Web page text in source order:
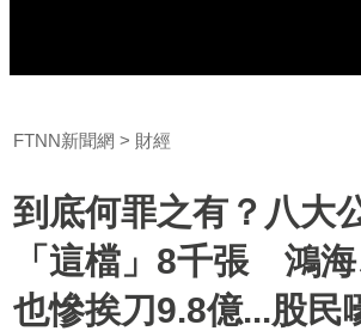
FTNN新聞網 財經
到底何罪之有？八大
「這檔」8千張 鴻
也慘挨刀9.8億...股民